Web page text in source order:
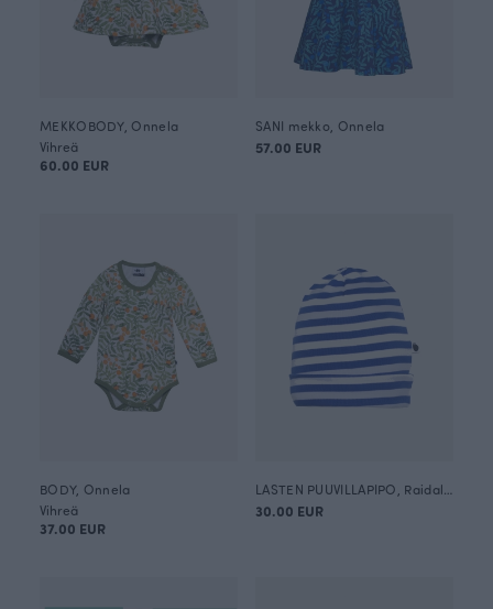
MEKKOBODY, Onnela
Vihreä
60.00 EUR
SANI mekko, Onnela
57.00 EUR
BODY, Onnela
Vihreä
37.00 EUR
30.00 EUR